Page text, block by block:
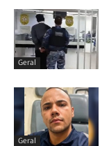
Geral
Geral